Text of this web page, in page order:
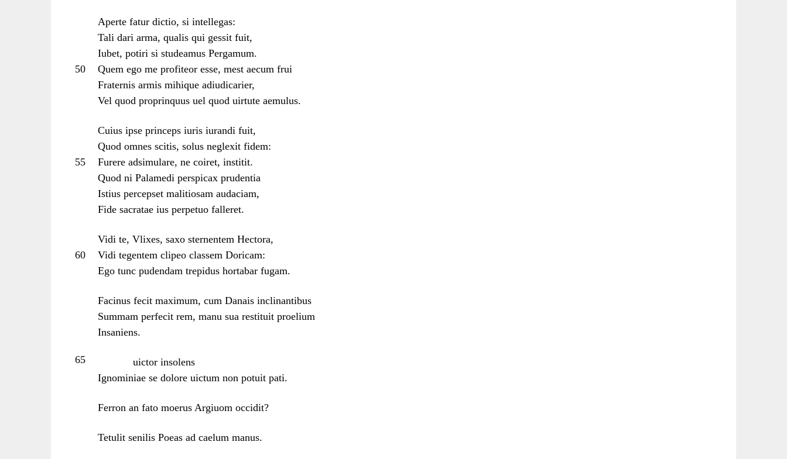
Aperte fatur dictio, si intellegas:
Tali dari arma, qualis qui gessit fuit,
Iubet, potiri si studeamus Pergamum.
50
Quem ego me profiteor esse, mest aecum frui
Fraternis armis mihique adiudicarier,
Vel quod proprinquus uel quod uirtute aemulus.
Cuius ipse princeps iuris iurandi fuit,
Quod omnes scitis, solus neglexit fidem:
55
Furere adsimulare, ne coiret, institit.
Quod ni Palamedi perspicax prudentia
Istius percepset malitiosam audaciam,
Fide sacratae ius perpetuo falleret.
Vidi te, Vlixes, saxo sternentem Hectora,
60
Vidi tegentem clipeo classem Doricam:
Ego tunc pudendam trepidus hortabar fugam.
Facinus fecit maximum, cum Danais inclinantibus
Summam perfecit rem, manu sua restituit proelium
Insaniens.
65
uictor insolens
Ignominiae se dolore uictum non potuit pati.
Ferron an fato moerus Argiuom occidit?
Tetulit senilis Poeas ad caelum manus.